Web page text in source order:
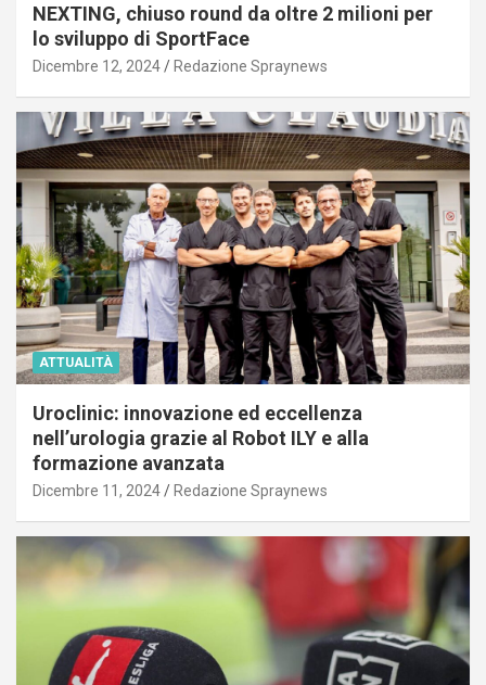
NEXTING, chiuso round da oltre 2 milioni per
lo sviluppo di SportFace
Dicembre 12, 2024 Redazione Spraynews
ATTUALITÀ
Uroclinic: innovazione ed eccellenza
nell’urologia grazie al Robot ILY e alla
formazione avanzata
Dicembre 11, 2024 Redazione Spraynews